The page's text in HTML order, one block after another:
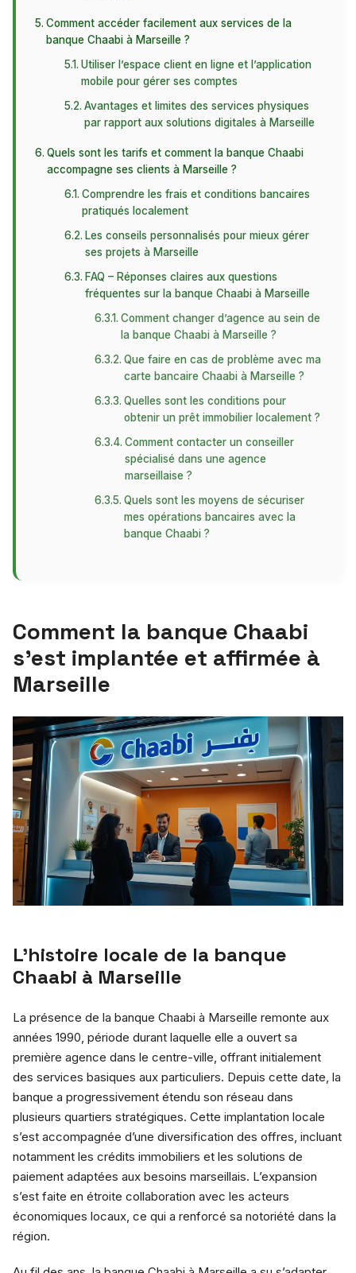
Comment accéder facilement aux services de la
banque Chaabi à Marseille ?
Utiliser l’espace client en ligne et l’application
mobile pour gérer ses comptes
Avantages et limites des services physiques
par rapport aux solutions digitales à Marseille
Quels sont les tarifs et comment la banque Chaabi
accompagne ses clients à Marseille ?
Comprendre les frais et conditions bancaires
pratiqués localement
Les conseils personnalisés pour mieux gérer
ses projets à Marseille
FAQ – Réponses claires aux questions
fréquentes sur la banque Chaabi à Marseille
Comment changer d’agence au sein de
la banque Chaabi à Marseille ?
Que faire en cas de problème avec ma
carte bancaire Chaabi à Marseille ?
Quelles sont les conditions pour
obtenir un prêt immobilier localement ?
Comment contacter un conseiller
spécialisé dans une agence
marseillaise ?
Quels sont les moyens de sécuriser
mes opérations bancaires avec la
banque Chaabi ?
Comment la banque Chaabi
s’est implantée et affirmée à
Marseille
L’histoire locale de la banque
Chaabi à Marseille
La présence de la banque Chaabi à Marseille remonte aux
années 1990, période durant laquelle elle a ouvert sa
première agence dans le centre-ville, offrant initialement
des services basiques aux particuliers. Depuis cette date, la
banque a progressivement étendu son réseau dans
plusieurs quartiers stratégiques. Cette implantation locale
s’est accompagnée d’une diversification des offres, incluant
notamment les crédits immobiliers et les solutions de
paiement adaptées aux besoins marseillais. L’expansion
s’est faite en étroite collaboration avec les acteurs
économiques locaux, ce qui a renforcé sa notoriété dans la
région.